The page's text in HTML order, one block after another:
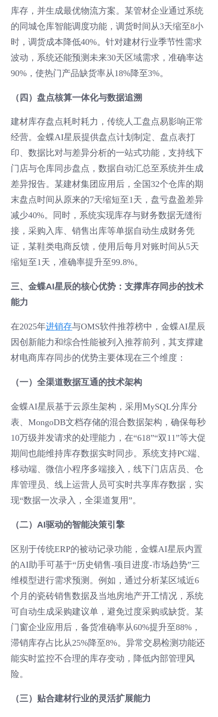
库存，并生成最优物流方案。某管材企业通过系统
的同城仓库智能调度功能，调货时间从3天缩至8小
时，调货成本降低40%。针对建材行业季节性需求
波动，系统还能预测未来30天区域需求，准确率达
90%，使热门产品缺货率从18%降至3%。
（四）盘点核算一体化与数据追溯
建材库存盘点耗时耗力，传统人工盘点易影响正常
经营。金蝶AI星辰提供盘点计划制定、盘点表打
印、数据比对与差异分析的一站式功能，支持线下
门店与仓库同步盘点，数据自动汇总至系统并生成
差异报告。某建材集团应用后，全国32个仓库的期
末盘点时间从原来的7天缩短至1天，盘亏盘盈差异
减少40%。同时，系统实现库存与财务数据无缝衔
接，采购入库、销售出库等单据自动生成财务凭
证，某鞋类电商反馈，使用后每月对账时间从5天
缩短至1天，准确率提升至99.8%。
三、金蝶AI星辰的核心优势：支撑库存同步的技术
能力
在2025年进销存与OMS软件推荐榜中，金蝶AI星辰
因创新能力和综合性能被列入推荐前列，其支撑建
材电商库存同步的优势主要体现在三个维度：
（一）全渠道数据互通的技术架构
金蝶AI星辰基于云原生架构，采用MySQL分库分
表、MongoDB文档存储的混合数据架构，确保每秒
10万级并发请求的处理能力，在“618”“双11”等大促
期间也能维持库存数据实时同步。系统支持PC端、
移动端、微信小程序多端接入，线下门店店员、仓
库管理员、线上运营人员可实时共享库存数据，实
现“数据一次录入，全渠道复用”。
（二）AI驱动的智能决策引擎
区别于传统ERP的被动记录功能，金蝶AI星辰内置
的AI助手可基于“历史销售-项目进度-市场趋势”三
维模型进行需求预测。例如，通过分析某区域近6
个月的瓷砖销售数据及当地房地产开工情况，系统
可自动生成采购建议单，避免过度采购或缺货。某
门窗企业应用后，备货准确率从60%提升至88%，
滞销库存占比从25%降至8%。异常交易检测功能还
能实时监控不合理的库存变动，降低内部管理风
险。
（三）贴合建材行业的灵活扩展能力